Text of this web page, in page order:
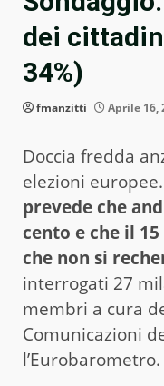
dei
34%)
fmanzitti Aprile 16,
Doccia fredda
elezioni europee.
prevede che
cento e che il
che non si
interrogati 27
membri a cura
Comunicazioni
l’Eurobarometro.